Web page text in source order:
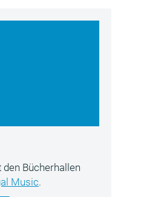
Bücherhallen
Music.